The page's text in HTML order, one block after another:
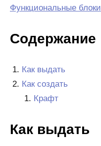
Функциональные блоки
Содержание
Как выдать
Как создать
Крафт
Как выдать